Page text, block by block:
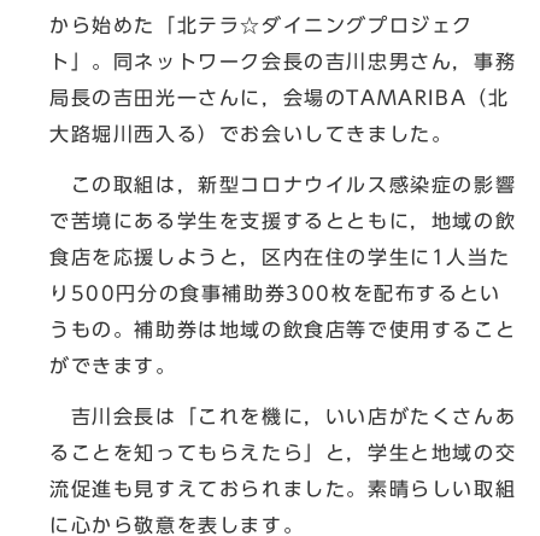
から始めた「北テラ☆ダイニングプロジェク
ト」。同ネットワーク会長の吉川忠男さん，事務
局長の吉田光一さんに，会場のTAMARIBA（北
大路堀川西入る）でお会いしてきました。
この取組は，新型コロナウイルス感染症の影響
で苦境にある学生を支援するとともに，地域の飲
食店を応援しようと，区内在住の学生に1人当た
り500円分の食事補助券300枚を配布するとい
うもの。補助券は地域の飲食店等で使用すること
ができます。
吉川会長は「これを機に，いい店がたくさんあ
ることを知ってもらえたら」と，学生と地域の交
流促進も見すえておられました。素晴らしい取組
に心から敬意を表します。